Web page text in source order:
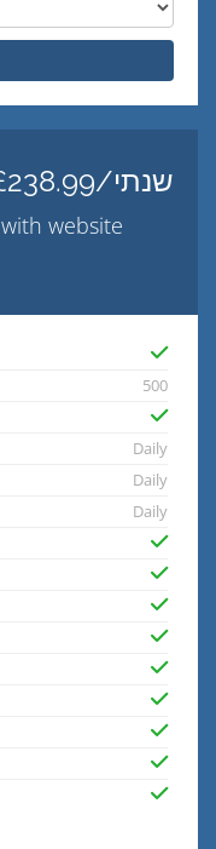
£238.99/שנתי
website
500
Daily
Daily
Daily